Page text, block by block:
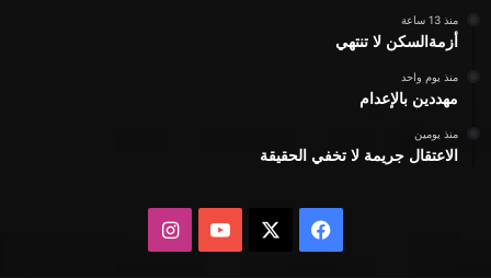
منذ 13 ساعة
أزمةالسكن لا تنتهي
منذ يوم واحد
مهددين بالإعدام
منذ يومين
الاعتقال جريمة لا تخفي الحقيقة
فيسبوك يوتيوبانستقرام